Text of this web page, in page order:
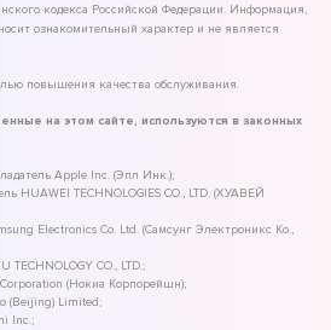
кодекса Российской Федерации. Информация,
ознакомительный характер и не является
повышения качества обслуживания.
на этом сайте, используются в законных
Apple Inc. (Эпл Инк.);
HUAWEI TECHNOLOGIES CO., LTD. (ХУАВЕЙ
Electronics Co. Ltd. (Самсунг Электроникс Ко.,
TECHNOLOGY CO., LTD.;
(Нокиа Корпорейшн);
(Beijing) Limited;
Inc.;